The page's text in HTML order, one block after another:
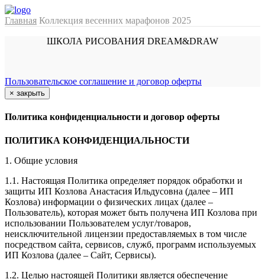
Главная Коллекция весенних марафонов 2025
ШКОЛА РИСОВАНИЯ DREAM&DRAW
Пользовательское соглашение и договор оферты
× закрыть
Политика конфиденциальности и договор оферты
ПОЛИТИКА КОНФИДЕНЦИАЛЬНОСТИ
1. Общие условия
1.1. Настоящая Политика определяет порядок обработки и
защиты ИП Козлова Анастасия Ильдусовна (далее – ИП
Козлова) информации о физических лицах (далее –
Пользователь), которая может быть получена ИП Козлова при
использовании Пользователем услуг/товаров,
неисключительной лицензии предоставляемых в том числе
посредством сайта, сервисов, служб, программ используемых
ИП Козлова (далее – Сайт, Сервисы).
1.2. Целью настоящей Политики является обеспечение